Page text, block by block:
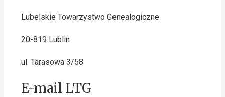
Lubelskie Towarzystwo Genealogiczne
20-819 Lublin
ul. Tarasowa 3/58
E-mail LTG